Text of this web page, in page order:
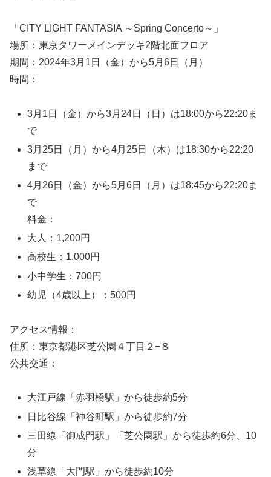
「CITY LIGHT FANTASIA ～Spring Concerto～」
場所：東京タワーメインデッキ2階北面フロア
期間：2024年3月1日（金）から5月6日（月）
時間：
3月1日（金）から3月24日（日）は18:00から22:20ま
で
3月25日（月）から4月25日（木）は18:30から22:20
まで
4月26日（金）から5月6日（月）は18:45から22:20ま
で
料金：
大人：1,200円
高校生：1,000円
小中学生：700円
幼児（4歳以上）：500円
アクセス情報：
住所：東京都港区芝公園４丁目２−８
公共交通：
大江戸線「赤羽橋駅」から徒歩約5分
日比谷線「神谷町駅」から徒歩約7分
三田線「御成門駅」「芝公園駅」から徒歩約6分、10
分
浅草線「大門駅」から徒歩約10分